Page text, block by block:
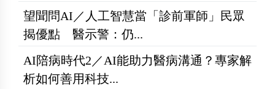
望聞問AI／人工智慧當「診前軍師」民眾
揭優點 醫示警：仍...
AI陪病時代2／AI能助力醫病溝通？專家解
析如何善用科技...